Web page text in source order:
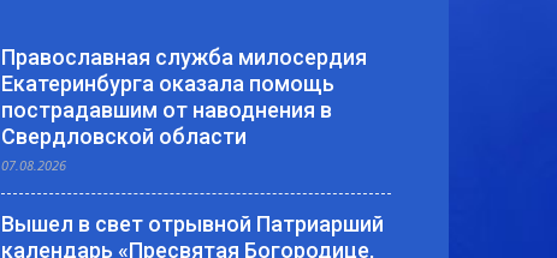
Православная служба милосердия
Екатеринбурга оказала помощь
пострадавшим от наводнения в
Свердловской области
07.08.2026
Вышел в свет отрывной Патриарший
календарь «Пресвятая Богородице,